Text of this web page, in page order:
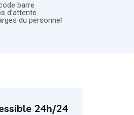
barre
d’attente
du personnel
24h/24